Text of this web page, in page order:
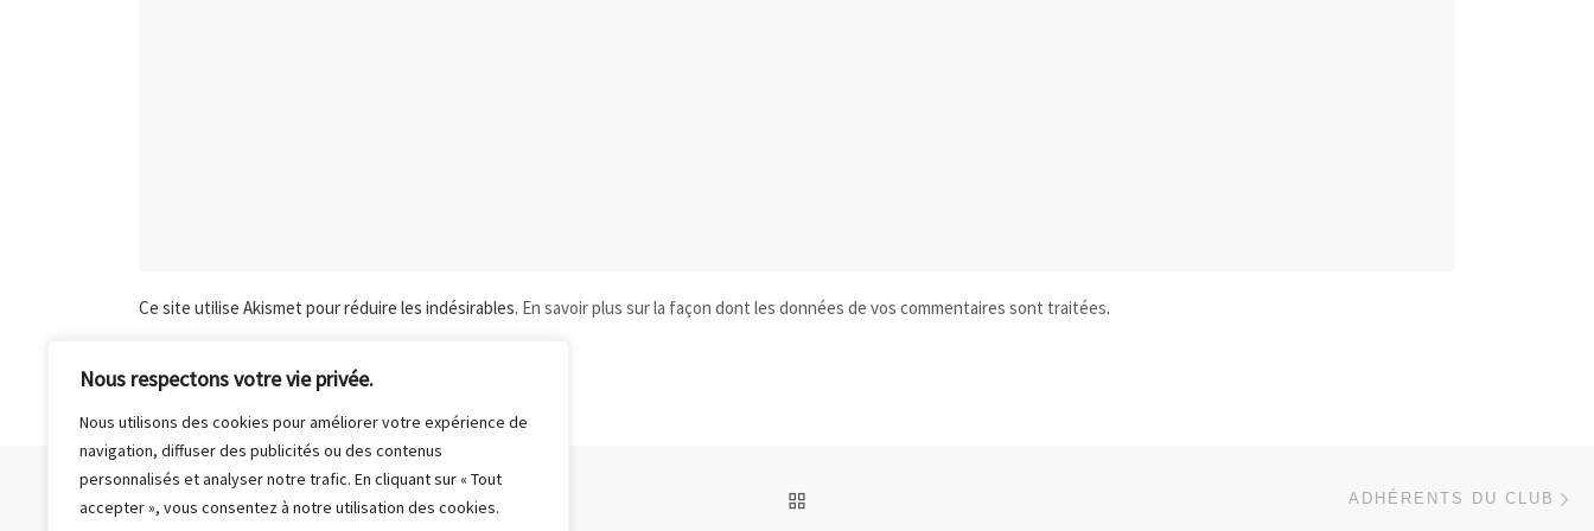
Nous respectons votre vie privée.
Nous utilisons des cookies pour améliorer votre expérience de
navigation, diffuser des publicités ou des contenus
personnalisés et analyser notre trafic. En cliquant sur « Tout
accepter », vous consentez à notre utilisation des cookies.
Ce site utilise Akismet pour réduire les indésirables. En savoir plus sur la façon dont les données de vos commentaires sont traitées.
Parcourir les articles ADHÉRENTS DU CLUB